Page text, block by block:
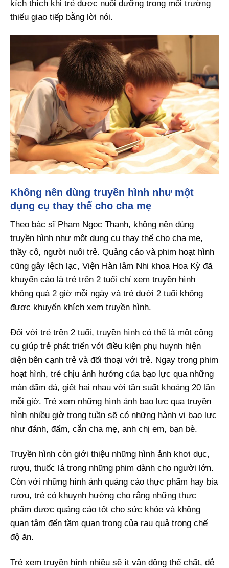
kích thích khi trẻ được nuôi dưỡng trong môi trường
thiếu giao tiếp bằng lời nói.
Không nên dùng truyền hình như một
dụng cụ thay thế cho cha mẹ
Theo bác sĩ Phạm Ngọc Thanh, không nên dùng
truyền hình như một dụng cụ thay thế cho cha mẹ,
thầy cô, người nuôi trẻ. Quảng cáo và phim hoạt hình
cũng gây lệch lạc, Viện Hàn lâm Nhi khoa Hoa Kỳ đã
khuyến cáo là trẻ trên 2 tuổi chỉ xem truyền hình
không quá 2 giờ mỗi ngày và trẻ dưới 2 tuổi không
được khuyến khích xem truyền hình.
Đối với trẻ trên 2 tuổi, truyền hình có thể là một công
cụ giúp trẻ phát triển với điều kiện phụ huynh hiện
diện bên cạnh trẻ và đối thoại với trẻ. Ngay trong phim
hoạt hình, trẻ chịu ảnh hưởng của bạo lực qua những
màn đấm đá, giết hại nhau với tần suất khoảng 20 lần
mỗi giờ. Trẻ xem những hình ảnh bạo lực qua truyền
hình nhiều giờ trong tuần sẽ có những hành vi bạo lực
như đánh, đấm, cắn cha mẹ, anh chị em, bạn bè.
Truyền hình còn giới thiệu những hình ảnh khơi dục,
rượu, thuốc lá trong những phim dành cho người lớn.
Còn với những hình ảnh quảng cáo thực phẩm hay bia
rượu, trẻ có khuynh hướng cho rằng những thực
phẩm được quảng cáo tốt cho sức khỏe và không
quan tâm đến tầm quan trọng của rau quả trong chế
độ ăn.
Trẻ xem truyền hình nhiều sẽ ít vận động thể chất, dễ